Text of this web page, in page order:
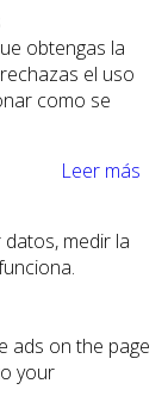
obtengas la
el uso
como se
Leer más
medir la
ads on the page
your